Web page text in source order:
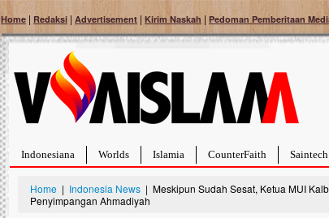
Home | Redaksi | Advertisement | Kirim Naskah | Pedoman Pemberitaan
Indonesiana Worlds Islamia CounterFaith Saintech
Home | Indonesia News | Meskipun Sudah Sesat, Ketua MUI
Penyimpangan Ahmadiyah